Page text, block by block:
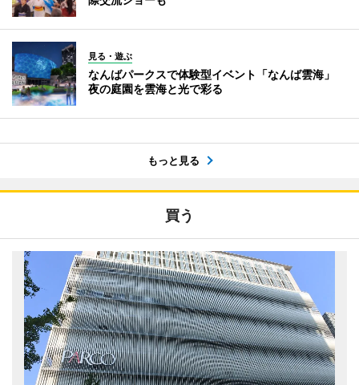
見る・遊ぶ
なんばパークスで体験型イベント「なんば雲海」
夜の庭園を雲海と光で彩る
もっと見る
買う